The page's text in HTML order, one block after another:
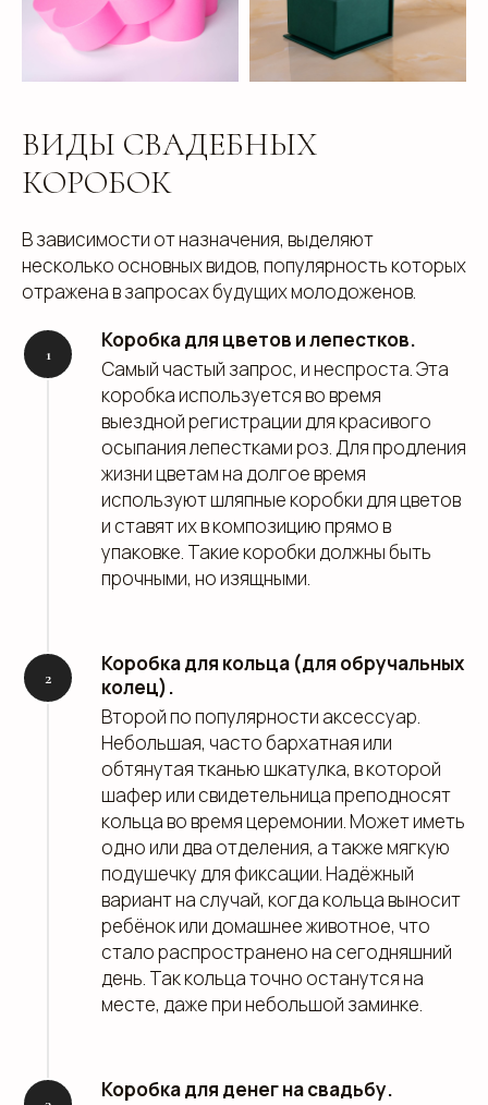
ВИДЫ СВАДЕБНЫХ
КОРОБОК
В зависимости от назначения, выделяют
несколько основных видов, популярность которых
отражена в запросах будущих молодоженов.
Коробка для цветов и лепестков.
Самый частый запрос, и неспроста. Эта
коробка используется во время
выездной регистрации для красивого
осыпания лепестками роз. Для продления
жизни цветам на долгое время
используют шляпные коробки для цветов
и ставят их в композицию прямо в
упаковке. Такие коробки должны быть
прочными, но изящными.
Коробка для кольца (для обручальных
колец).
Второй по популярности аксессуар.
Небольшая, часто бархатная или
обтянутая тканью шкатулка, в которой
шафер или свидетельница преподносят
кольца во время церемонии. Может иметь
одно или два отделения, а также мягкую
подушечку для фиксации. Надёжный
вариант на случай, когда кольца выносит
ребёнок или домашнее животное, что
стало распространено на сегодняшний
день. Так кольца точно останутся на
месте, даже при небольшой заминке.
Коробка для денег на свадьбу.